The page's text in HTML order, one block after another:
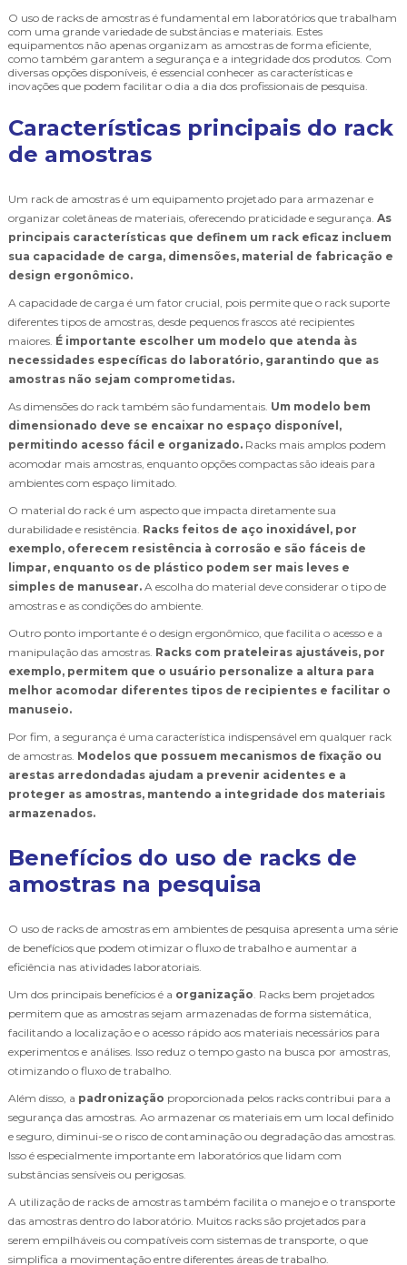
O uso de racks de amostras é fundamental em laboratórios que trabalham
com uma grande variedade de substâncias e materiais. Estes
equipamentos não apenas organizam as amostras de forma eficiente,
como também garantem a segurança e a integridade dos produtos. Com
diversas opções disponíveis, é essencial conhecer as características e
inovações que podem facilitar o dia a dia dos profissionais de pesquisa.
Características principais do rack
de amostras
Um rack de amostras é um equipamento projetado para armazenar e
organizar coletâneas de materiais, oferecendo praticidade e segurança. As
principais características que definem um rack eficaz incluem
sua capacidade de carga, dimensões, material de fabricação e
design ergonômico.
A capacidade de carga é um fator crucial, pois permite que o rack suporte
diferentes tipos de amostras, desde pequenos frascos até recipientes
maiores. É importante escolher um modelo que atenda às
necessidades específicas do laboratório, garantindo que as
amostras não sejam comprometidas.
As dimensões do rack também são fundamentais. Um modelo bem
dimensionado deve se encaixar no espaço disponível,
permitindo acesso fácil e organizado. Racks mais amplos podem
acomodar mais amostras, enquanto opções compactas são ideais para
ambientes com espaço limitado.
O material do rack é um aspecto que impacta diretamente sua
durabilidade e resistência. Racks feitos de aço inoxidável, por
exemplo, oferecem resistência à corrosão e são fáceis de
limpar, enquanto os de plástico podem ser mais leves e
simples de manusear. A escolha do material deve considerar o tipo de
amostras e as condições do ambiente.
Outro ponto importante é o design ergonômico, que facilita o acesso e a
manipulação das amostras. Racks com prateleiras ajustáveis, por
exemplo, permitem que o usuário personalize a altura para
melhor acomodar diferentes tipos de recipientes e facilitar o
manuseio.
Por fim, a segurança é uma característica indispensável em qualquer rack
de amostras. Modelos que possuem mecanismos de fixação ou
arestas arredondadas ajudam a prevenir acidentes e a
proteger as amostras, mantendo a integridade dos materiais
armazenados.
Benefícios do uso de racks de
amostras na pesquisa
O uso de racks de amostras em ambientes de pesquisa apresenta uma série
de benefícios que podem otimizar o fluxo de trabalho e aumentar a
eficiência nas atividades laboratoriais.
Um dos principais benefícios é a organização. Racks bem projetados
permitem que as amostras sejam armazenadas de forma sistemática,
facilitando a localização e o acesso rápido aos materiais necessários para
experimentos e análises. Isso reduz o tempo gasto na busca por amostras,
otimizando o fluxo de trabalho.
Além disso, a padronização proporcionada pelos racks contribui para a
segurança das amostras. Ao armazenar os materiais em um local definido
e seguro, diminui-se o risco de contaminação ou degradação das amostras.
Isso é especialmente importante em laboratórios que lidam com
substâncias sensíveis ou perigosas.
A utilização de racks de amostras também facilita o manejo e o transporte
das amostras dentro do laboratório. Muitos racks são projetados para
serem empilháveis ou compatíveis com sistemas de transporte, o que
simplifica a movimentação entre diferentes áreas de trabalho.